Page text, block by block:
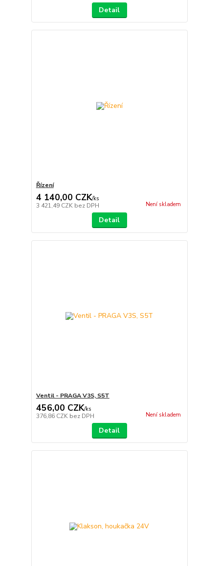
Detail
Řízení
4 140,00 CZK/ks
3 421,49 CZK bez DPH Není skladem
Detail
Ventil - PRAGA V3S, S5T
456,00 CZK/ks
376,86 CZK bez DPH Není skladem
Detail